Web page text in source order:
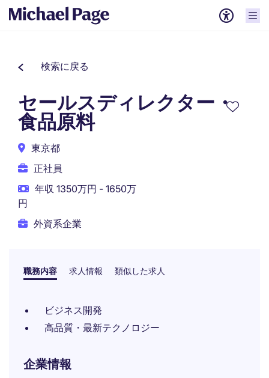
検索に戻る
セールスディレクター・
食品原料
東京都
正社員
年収 1350万円 - 1650万
円
外資系企業
職務内容 求人情報 類似した求人
ビジネス開発
高品質・最新テクノロジー
企業情報